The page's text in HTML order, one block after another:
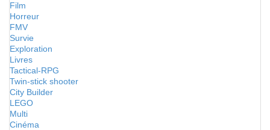
Film
Horreur
FMV
Survie
Exploration
Livres
Tactical-RPG
Twin-stick shooter
City Builder
LEGO
Multi
Cinéma